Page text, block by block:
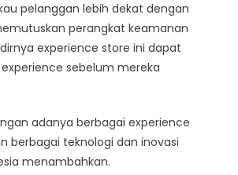
pelanggan lebih dekat dengan
perangkat keamanan
experience store ini dapat
sebelum mereka
adanya berbagai experience
berbagai teknologi dan inovasi
menambahkan.